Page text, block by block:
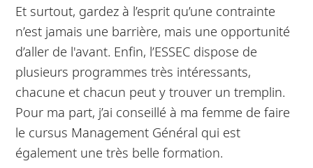
Et surtout, gardez à l’esprit qu’une contrainte
n’est jamais une barrière, mais une opportunité
d’aller de l'avant. Enfin, l’ESSEC dispose de
plusieurs programmes très intéressants,
chacune et chacun peut y trouver un tremplin.
Pour ma part, j’ai conseillé à ma femme de faire
le cursus Management Général qui est
également une très belle formation.